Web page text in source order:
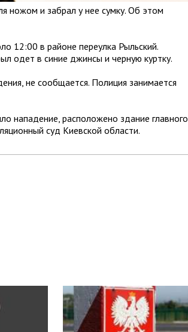
ножом и забрал у нее сумку. Об этом
12:00 в районе переулка Рыльский.
одет в синие джинсы и черную куртку.
не сообщается. Полиция занимается
нападение, расположено здание главного
суд Киевской области.